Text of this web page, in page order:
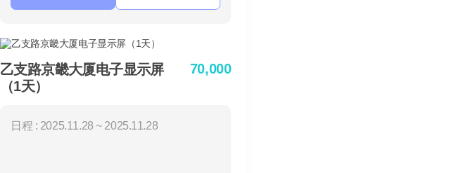
乙支路京畿大厦电子显示屏
（1天）
70,000
日程 : 2025.11.28 ~ 2025.11.28